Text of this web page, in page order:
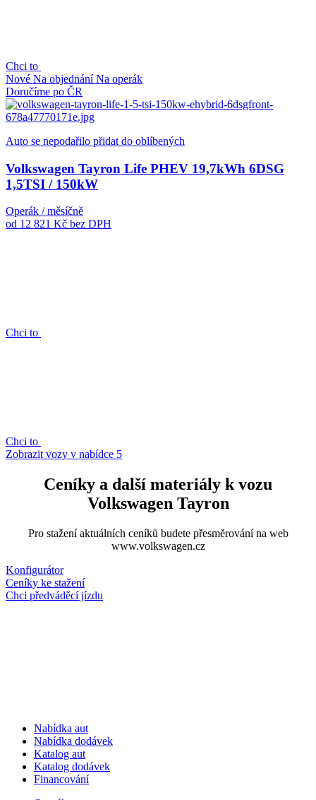
Chci to
Nové Na objednáníNa operák
Doručíme po ČR
Auto se nepodařilo přidat do oblíbených
Volkswagen Tayron Life PHEV 19,7kWh 6DSG
1,5TSI / 150kW
Operák / měsíčně
od 12 821 Kč bez DPH
Chci to
Chci to
Zobrazit vozy v nabídce 5
Ceníky a další materiály k vozu
Volkswagen Tayron
Pro stažení aktuálních ceníků budete přesměrování na web
www.volkswagen.cz
Konfigurátor
Ceníky ke stažení
Chci předváděcí jízdu
Nabídka aut
Nabídka dodávek
Katalog aut
Katalog dodávek
Financování